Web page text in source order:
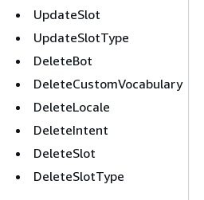
UpdateSlot
UpdateSlotType
DeleteBot
DeleteCustomVocabulary
DeleteLocale
DeleteIntent
DeleteSlot
DeleteSlotType